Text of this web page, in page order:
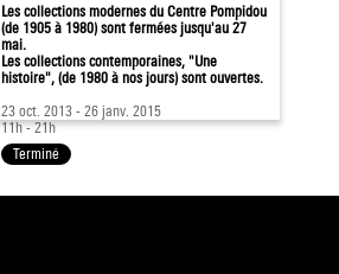
Les collections modernes du Centre Pompidou
(de 1905 à 1980) sont fermées jusqu'au 27
mai.
Les collections contemporaines, "Une
histoire", (de 1980 à nos jours) sont ouvertes.
23 oct. 2013 - 26 janv. 2015
11h - 21h
Terminé